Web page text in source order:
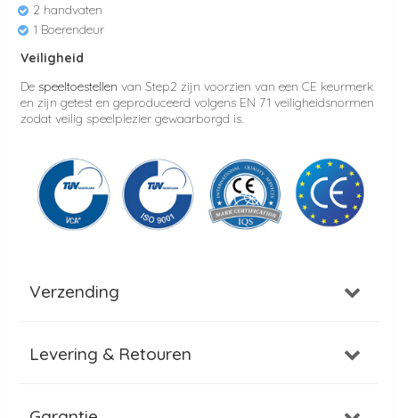
2 handvaten
1 Boerendeur
Veiligheid
De speeltoestellen van Step2 zijn voorzien van een CE keurmerk
en zijn getest en geproduceerd volgens EN 71 veiligheidsnormen
zodat veilig speelplezier gewaarborgd is.
Verzending
Levering & Retouren